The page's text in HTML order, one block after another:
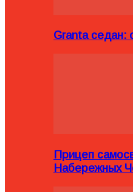
Granta седан:
Прицеп
Набережных